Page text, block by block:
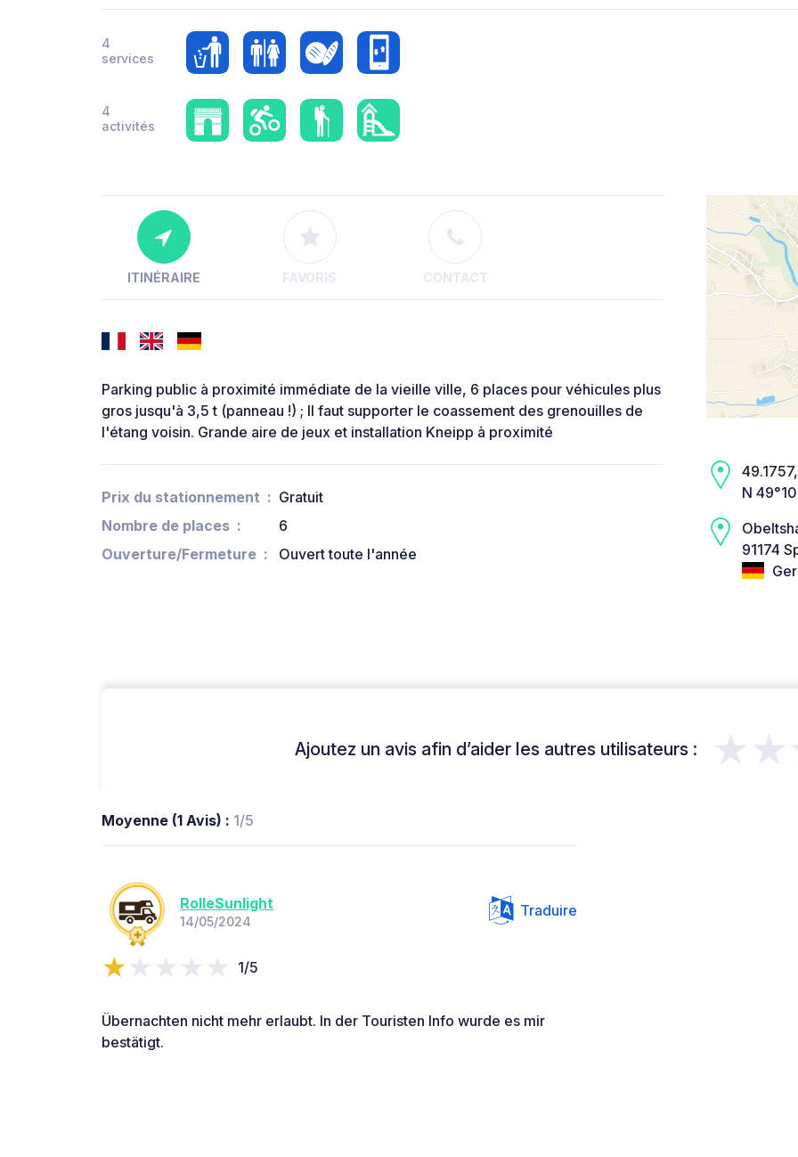
4
services
4
activités
ITINÉRAIRE FAVORIS CONTACT
Parking public à proximité immédiate de la vieille ville, 6 places pour véhicules plus
gros jusqu'à 3,5 t (panneau !) ; Il faut supporter le coassement des grenouilles de
l'étang voisin. Grande aire de jeux et installation Kneipp à proximité
Prix du stationnement
Gratuit
Nombre de places
6
Ouverture/Fermeture
Ouvert toute l'année
N
91174
Ajoutez un avis afin d’aider les autres utilisateurs :
Moyenne (1 Avis) : 1/5
RolleSunlight
14/05/2024
Traduire
1/5
Übernachten nicht mehr erlaubt. In der Touristen Info wurde es mir
bestätigt.